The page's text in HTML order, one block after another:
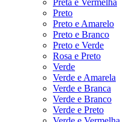
Preta e Vermelha
Preto
Preto e Amarelo
Preto e Branco
Preto e Verde
Rosa e Preto
Verde
Verde e Amarela
Verde e Branca
Verde e Branco
Verde e Preto